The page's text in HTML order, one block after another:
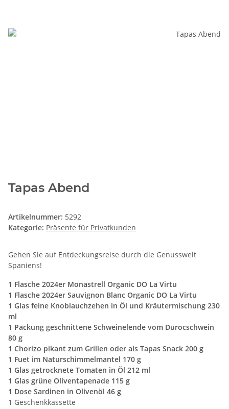
Tapas Abend
Artikelnummer: 5292
Kategorie: Präsente für Privatkunden
Gehen Sie auf Entdeckungsreise durch die Genusswelt
Spaniens!
1 Flasche 2024er Monastrell Organic DO La Virtu
1 Flasche 2024er Sauvignon Blanc Organic DO La Virtu
1 Glas feine Knoblauchzehen in Öl und Kräutermischung 230
ml
1 Packung geschnittene Schweinelende vom Durocschwein
80 g
1 Chorizo pikant zum Grillen oder als Tapas Snack 200 g
1 Fuet im Naturschimmelmantel 170 g
1 Glas getrocknete Tomaten in Öl 212 ml
1 Glas grüne Oliventapenade 115 g
1 Dose Sardinen in Olivenöl 46 g
1 Geschenkkassette